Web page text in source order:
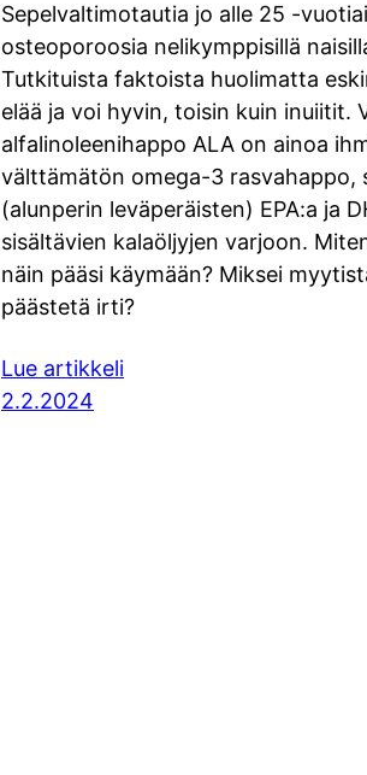
Sepelvaltimotautia jo alle 25 -
osteoporoosia nelikymppisillä
Tutkituista faktoista huolimatta
elää ja voi hyvin, toisin kuin inuiitit.
alfalinoleenihappo ALA on ainoa
välttämätön omega-3 rasvahappo,
(alunperin leväperäisten) EPA:a ja
sisältävien kalaöljyjen varjoon.
näin pääsi käymään? Miksei
päästetä irti?
Lue artikkeli
2.2.2024